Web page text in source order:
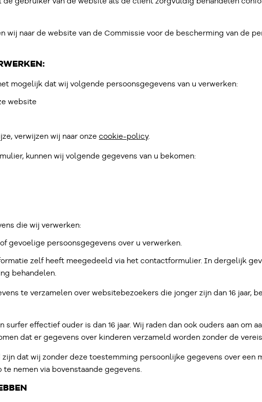
wij naar de website van de Commissie voor de bescherming van de
mogelijk dat wij volgende persoonsgegevens van u verwerken:
website
verwijzen wij naar onze cookie-policy.
kunnen wij volgende gegevens van u bekomen:
die wij verwerken:
gevoelige persoonsgegevens over u verwerken.
zelf heeft meegedeeld via het contactformulier. In dergelijk
behandelen.
te verzamelen over websitebezoekers die jonger zijn dan 16 jaar,
effectief ouder is dan 16 jaar. Wij raden dan ook ouders aan om
dat er gegevens over kinderen verzameld worden zonder de
dat wij zonder deze toestemming persoonlijke gegevens over een
nemen via bovenstaande gegevens.